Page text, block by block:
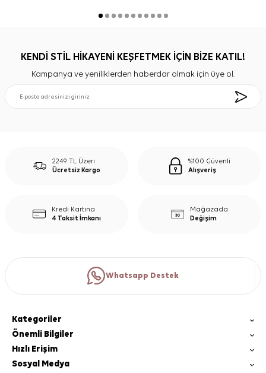
KENDİ STİL HİKAYENİ KEŞFETMEK İÇİN BİZE KATIL!
Kampanya ve yeniliklerden haberdar olmak için üye ol.
2249 TL Üzeri
Ücretsiz Kargo
%100 Güvenli
Alışveriş
Kredi Kartına
4 Taksit İmkanı
Mağazada
Değişim
Whatsapp Destek
Kategoriler
Önemli Bilgiler
Hızlı Erişim
Sosyal Medya